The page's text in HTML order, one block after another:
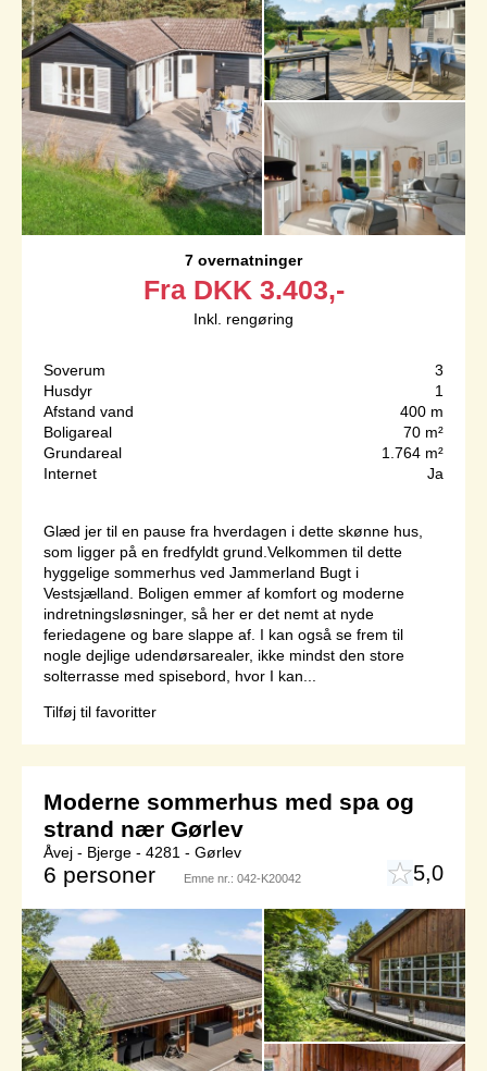
7 overnatninger
Fra DKK 3.403,-
Inkl. rengøring
Soverum
3
Husdyr
1
Afstand vand
400 m
Boligareal
70 m²
Grundareal
1.764 m²
Internet
Ja
Glæd jer til en pause fra hverdagen i dette skønne hus,
som ligger på en fredfyldt grund.Velkommen til dette
hyggelige sommerhus ved Jammerland Bugt i
Vestsjælland. Boligen emmer af komfort og moderne
indretningsløsninger, så her er det nemt at nyde
feriedagene og bare slappe af. I kan også se frem til
nogle dejlige udendørsarealer, ikke mindst den store
solterrasse med spisebord, hvor I kan...
Tilføj til favoritter
Moderne sommerhus med spa og
strand nær Gørlev
Åvej - Bjerge - 4281 - Gørlev
6 personer Emne nr.: 042-K20042 5,0